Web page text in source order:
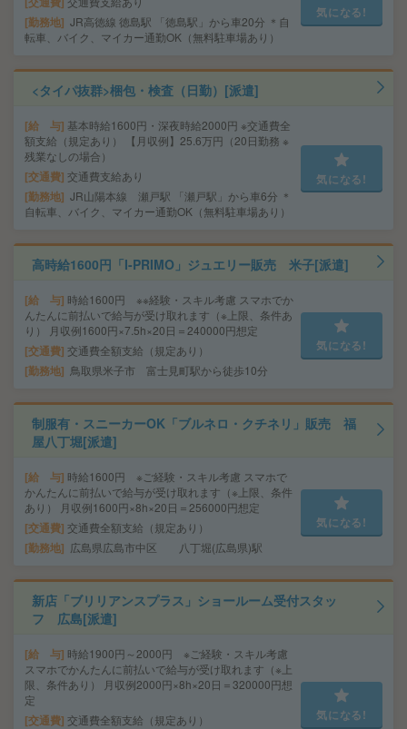
勤務地 JR高徳線 徳島駅 「徳島駅」から車20分 ＊自
転車、バイク、マイカー通勤OK（無料駐車場あり）
気になる!
<タイパ抜群>梱包・検査（日勤）[派遣]
給 与 基本時給1600円・深夜時給2000円 ※交通費全
額支給（規定あり） 【月収例】25.6万円（20日勤務 ※
残業なしの場合）
交通費 交通費支給あり
勤務地 JR山陽本線 瀬戸駅 「瀬戸駅」から車6分 ＊
自転車、バイク、マイカー通勤OK（無料駐車場あり）
気になる!
高時給1600円「I-PRIMO」ジュエリー販売 米子[派遣]
給 与 時給1600円 ※※経験・スキル考慮 スマホでか
んたんに前払いで給与が受け取れます（※上限、条件あ
り） 月収例1600円×7.5h×20日＝240000円想定
交通費 交通費全額支給（規定あり）
勤務地 鳥取県米子市 富士見町駅から徒歩10分
気になる!
制服有・スニーカーOK「ブルネロ・クチネリ」販売 福
屋八丁堀[派遣]
給 与 時給1600円 ※ご経験・スキル考慮 スマホで
かんたんに前払いで給与が受け取れます（※上限、条件
あり） 月収例1600円×8h×20日＝256000円想定
交通費 交通費全額支給（規定あり）
勤務地 広島県広島市中区 八丁堀(広島県)駅
気になる!
新店「ブリリアンスプラス」ショールーム受付スタッ
フ 広島[派遣]
給 与 時給1900円～2000円 ※ご経験・スキル考慮
スマホでかんたんに前払いで給与が受け取れます（※上
限、条件あり） 月収例2000円×8h×20日＝320000円想
定
交通費 交通費全額支給（規定あり） 気になる!